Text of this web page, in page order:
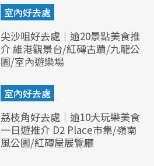
室內好去處
尖沙咀好去處｜逾20景點美食推
介 維港觀景台/紅磚古蹟/九龍公
園/室內遊樂場
室內好去處
荔枝角好去處｜逾10大玩樂美食
一日遊推介 D2 Place市集/嶺南
風公園/紅磚屋展覽廳